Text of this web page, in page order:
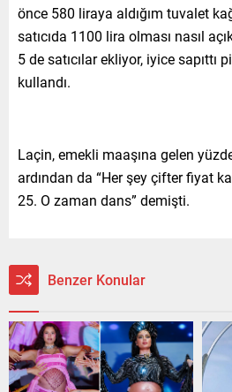
önce 580 liraya aldığım tuvalet
satıcıda 1100 lira olması nasıl
5 de satıcılar ekliyor, iyice sapıttı
kullandı.
Laçin, emekli maaşına gelen
ardından da “Her şey çifter fiyat
25. O zaman dans” demişti.
Benzer Konular